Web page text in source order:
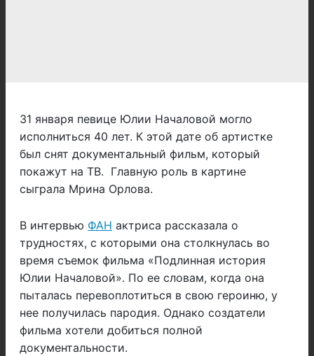
31 января певице Юлии Началовой могло
исполниться 40 лет. К этой дате об артистке
был снят документальный фильм, который
покажут на ТВ. Главную роль в картине
сыграла Мрина Орлова.
В интервью ФАН актриса рассказала о
трудностях, с которыми она столкнулась во
время съемок фильма «Подлинная история
Юлии Началовой». По ее словам, когда она
пыталась перевоплотиться в свою героиню, у
нее получилась пародия. Однако создатели
фильма хотели добиться полной
документальности.